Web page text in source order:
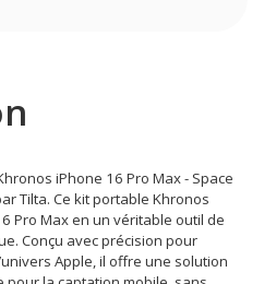
iPhone 16 Pro Max - Space
Tilta. Ce kit portable Khronos
Pro Max en un véritable outil de
Conçu avec précision pour
Apple, il offre une solution